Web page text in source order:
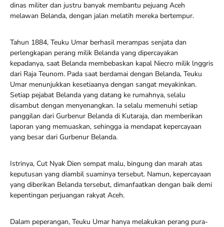
dinas militer dan justru banyak membantu pejuang Aceh
melawan Belanda, dengan jalan melatih mereka bertempur.
Tahun 1884, Teuku Umar berhasil merampas senjata dan
perlengkapan perang milik Belanda yang dipercayakan
kepadanya, saat Belanda membebaskan kapal Niecro milik lnggris
dari Raja Teunom. Pada saat berdamai dengan Belanda, Teuku
Umar menunjukkan kesetiaanya dengan sangat meyakinkan.
Setiap pejabat Belanda yang datang ke rumahnya, selalu
disambut dengan menyenangkan. Ia selalu memenuhi setiap
panggilan dari Gurbenur Belanda di Kutaraja, dan memberikan
laporan yang memuaskan, sehingga ia mendapat kepercayaan
yang besar dari Gurbenur Belanda.
Istrinya, Cut Nyak Dien sempat malu, bingung dan marah atas
keputusan yang diambil suaminya tersebut. Namun, kepercayaan
yang diberikan Belanda tersebut, dimanfaatkan dengan baik demi
kepentingan perjuangan rakyat Aceh.
Dalam peperangan, Teuku Umar hanya melakukan perang pura-